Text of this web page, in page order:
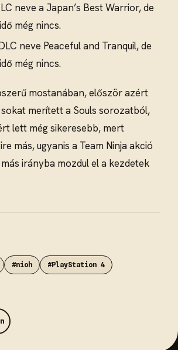
neve a Japan’s Best Warrior, de
még nincs.
neve Peaceful and Tranquil, de
még nincs.
mostanában, először azért
merített a Souls sorozatból,
lett még sikeresebb, mert
más, ugyanis a Team Ninja akció
irányba mozdul el a kezdetek
#nioh #PlayStation 4